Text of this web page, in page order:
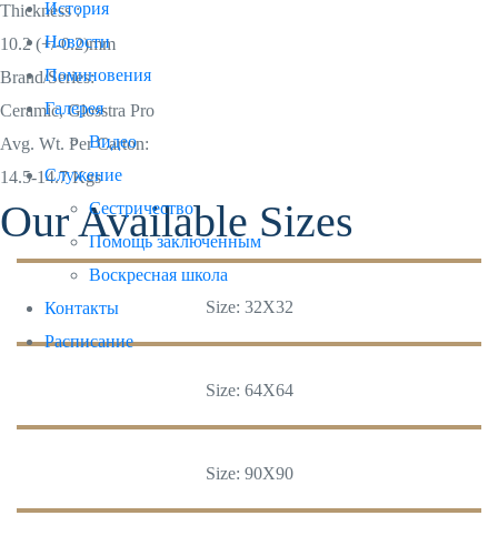
История
Новости
Поминовения
Галерея
Видео
Служение
Сестричество
Помощь заключенным
Воскресная школа
Контакты
Расписание
Thickness :
10.2 (+/-0.2)mm
Brand/Series:
Ceramic, Glosstra Pro
Avg. Wt. Per Carton:
14.5-14.7 Kgs
Our Available Sizes
Size: 32X32
Size: 64X64
Size: 90X90